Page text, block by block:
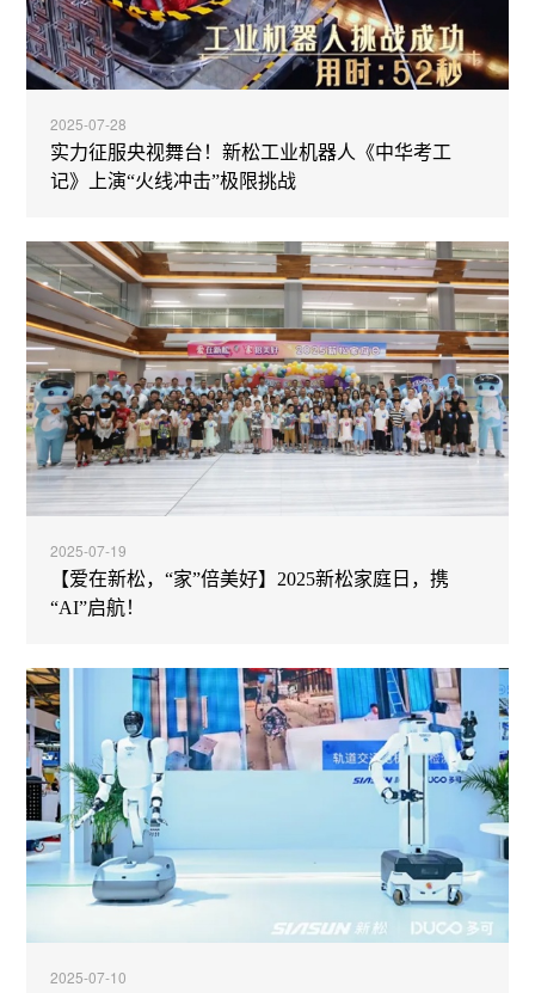
2025-07-28
实力征服央视舞台！新松工业机器人《中华考工
记》上演“火线冲击”极限挑战
2025-07-19
【爱在新松，“家”倍美好】2025新松家庭日，携
“AI”启航！
2025-07-10